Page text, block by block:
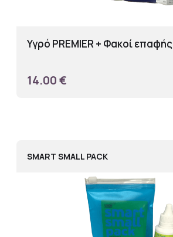
Υγρό PREMIER + Φακοί επαφής
14.00 €
SMART SMALL PACK